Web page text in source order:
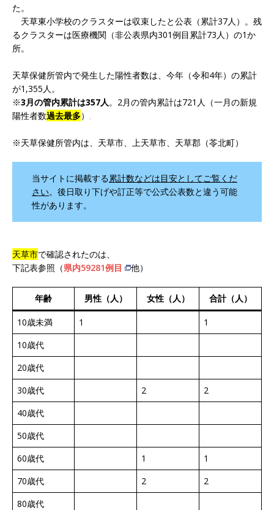
た。
天草東小学校のクラスターは収束したと公表（累計37人）。残
るクラスターは医療機関（非公表県内301例目累計73人）の1か
所。
天草保健所管内で発生した陽性者数は、今年（令和4年）の累計
が1,355人。
※3月の管内累計は357人 。2月の管内累計は721人（一月の新規
陽性者数過去最多） 。
※天草保健所管内は、天草市、上天草市、天草郡（苓北町）
当サイトに掲載する累計数などは目安としてご覧くだ
さい。後日取り下げや訂正等で公式公表数と違う可能
性があります。
天草市で確認されたのは、
下記表参照（県内59281例目 他）
年齢 男性（人） 女性（人） 合計（人）
10歳未満 1
1
10歳代
20歳代
30歳代
2
2
40歳代
50歳代
60歳代
1
1
70歳代
2
2
80歳代